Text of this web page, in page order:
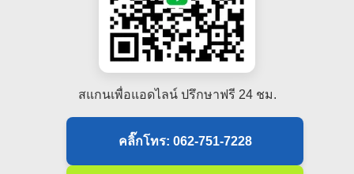
สแกนเพื่อแอดไลน์ ปรึกษาฟรี 24 ชม.
คลิ๊กโทร: 062-751-7228